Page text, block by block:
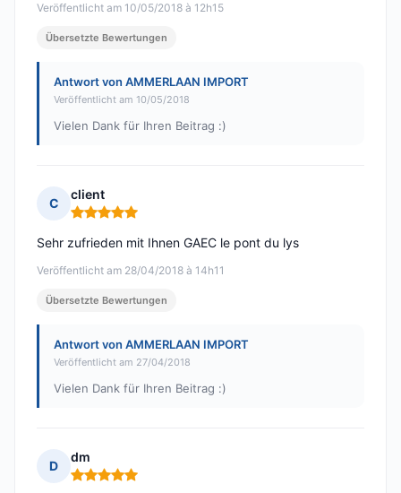
Veröffentlicht am 10/05/2018 à 12h15
Übersetzte Bewertungen
Antwort von AMMERLAAN IMPORT
Veröffentlicht am 10/05/2018
Vielen Dank für Ihren Beitrag :)
C
client
Hinweis: 5 von 5
Veröffentlicht am 28/04/2018 à 14h11
Sehr zufrieden mit Ihnen GAEC le pont du lys
Übersetzte Bewertungen
Antwort von AMMERLAAN IMPORT
Veröffentlicht am 27/04/2018
Vielen Dank für Ihren Beitrag :)
D
dm
Hinweis: 5 von 5